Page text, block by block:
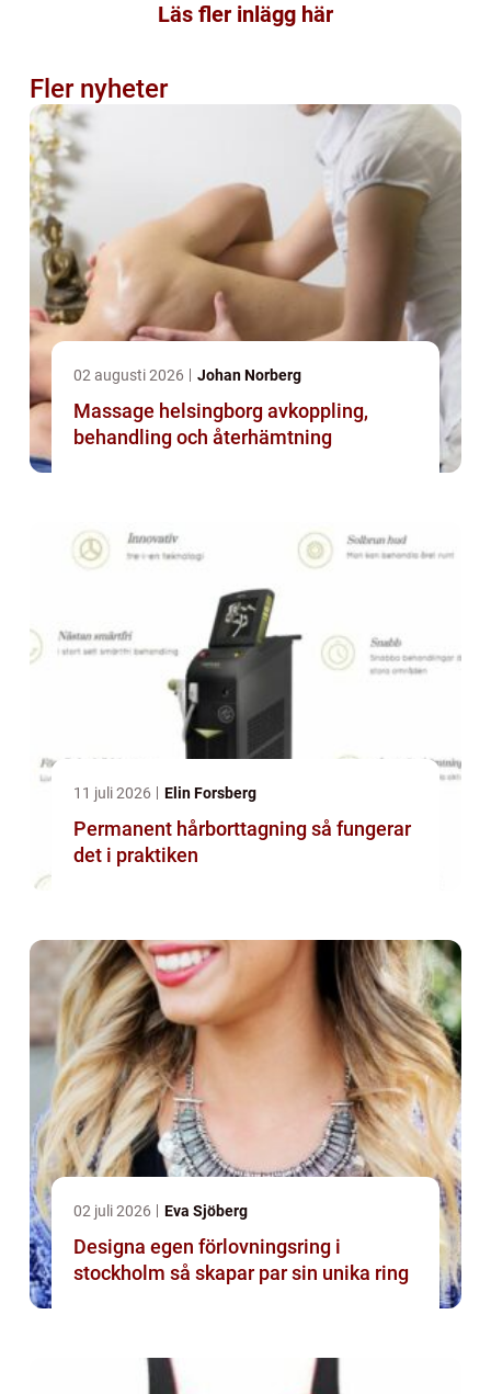
Läs fler inlägg här
Fler nyheter
02 augusti 2026 Johan Norberg
Massage helsingborg avkoppling,
behandling och återhämtning
11 juli 2026 Elin Forsberg
Permanent hårborttagning så fungerar
det i praktiken
02 juli 2026 Eva Sjöberg
Designa egen förlovningsring i
stockholm så skapar par sin unika ring